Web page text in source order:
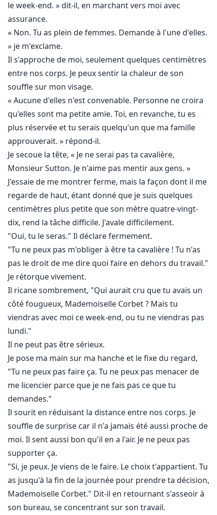
le week-end. » dit-il, en marchant vers moi avec
assurance.
« Non. Tu as plein de femmes. Demande à l'une d'elles.
» je m'exclame.
Il s'approche de moi, seulement quelques centimètres
entre nos corps. Je peux sentir la chaleur de son
souffle sur mon visage.
« Aucune d'elles n'est convenable. Personne ne croira
qu'elles sont ma petite amie. Toi, en revanche, tu es
plus réservée et tu serais quelqu'un que ma famille
approuverait. » répond-il.
Je secoue la tête, « Je ne serai pas ta cavalière,
Monsieur Sutton. Je n'aime pas mentir aux gens. »
J'essaie de me montrer ferme, mais la façon dont il me
regarde de haut, étant donné que je suis quelques
centimètres plus petite que son mètre quatre-vingt-
dix, rend la tâche difficile. J'avale difficilement.
"Oui, tu le seras." Il déclare fermement.
"Tu ne peux pas m'obliger à être ta cavalière ! Tu n'as
pas le droit de me dire quoi faire en dehors du travail."
Je rétorque vivement.
Il ricane sombrement, "Qui aurait cru que tu avais un
côté fougueux, Mademoiselle Corbet ? Mais tu
viendras avec moi ce week-end, ou tu ne viendras pas
lundi."
Il ne peut pas être sérieux.
Je pose ma main sur ma hanche et le fixe du regard,
"Tu ne peux pas faire ça. Tu ne peux pas menacer de
me licencier parce que je ne fais pas ce que tu
demandes."
Il sourit en réduisant la distance entre nos corps. Je
souffle de surprise car il n'a jamais été aussi proche de
moi. Il sent aussi bon qu'il en a l'air. Je ne peux pas
supporter ça.
"Si, je peux. Je viens de le faire. Le choix t'appartient. Tu
as jusqu'à la fin de la journée pour prendre ta décision,
Mademoiselle Corbet." Dit-il en retournant s'asseoir à
son bureau, se concentrant sur son travail.